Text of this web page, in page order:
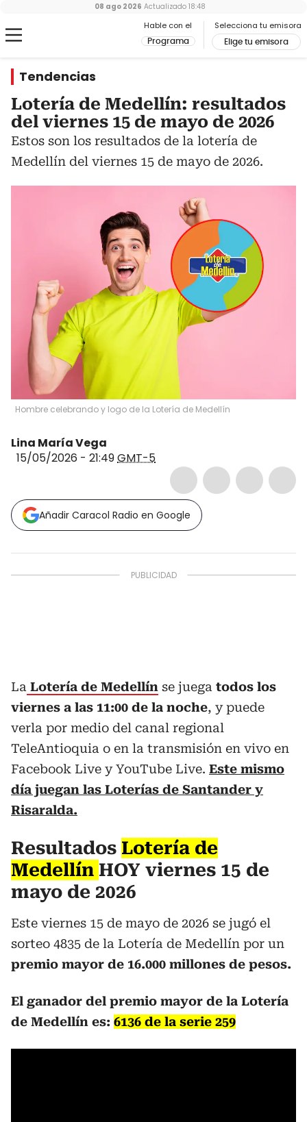
Hable con el
Programa
Selecciona tu emisora
Elige tu emisora
08 ago 2026 Actualizado 18:48
Tendencias
Lotería de Medellín: resultados
del viernes 15 de mayo de 2026
Estos son los resultados de la lotería de
Medellín del viernes 15 de mayo de 2026.
Hombre celebrando y logo de la Lotería de Medellín
Lina María Vega
15/05/2026 - 21:49GMT-5
Añadir Caracol Radio en Google
La Lotería de Medellín se juega todos los
viernes a las 11:00 de la noche, y puede
verla por medio del canal regional
TeleAntioquia o en la transmisión en vivo en
Facebook Live y YouTube Live. Este mismo
día juegan las Loterías de Santander y
Risaralda.
Resultados Lotería de
Medellín HOY viernes 15 de
mayo de 2026
Este viernes 15 de mayo de 2026 se jugó el
sorteo 4835 de la Lotería de Medellín por un
premio mayor de 16.000 millones de pesos.
El ganador del premio mayor de la Lotería
de Medellín es: 6136 de la serie 259